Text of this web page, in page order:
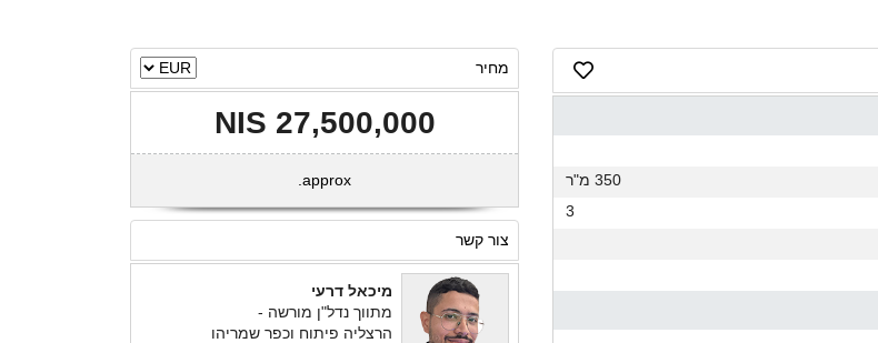
350 מ"ר
3
מחיר
27,500,000 NIS
approx.
צור קשר
מיכאל דרעי
מתווך נדל"ן מורשה -
הרצליה פיתוח וכפר שמריהו